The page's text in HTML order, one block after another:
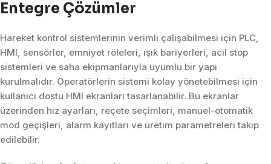
Entegre Çözümler
Hareket kontrol sistemlerinin verimli çalışabilmesi için PLC,
HMI, sensörler, emniyet röleleri, ışık bariyerleri, acil stop
sistemleri ve saha ekipmanlarıyla uyumlu bir yapı
kurulmalıdır. Operatörlerin sistemi kolay yönetebilmesi için
kullanıcı dostu HMI ekranları tasarlanabilir. Bu ekranlar
üzerinden hız ayarları, reçete seçimleri, manuel-otomatik
mod geçişleri, alarm kayıtları ve üretim parametreleri takip
edilebilir.